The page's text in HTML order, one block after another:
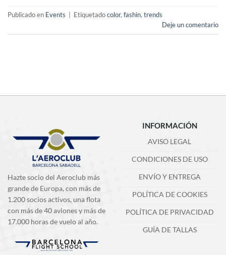
Publicado en Events Etiquetadocolor, fashin, trends
Deje un comentario
Hazte socio del Aeroclub más
grande de Europa, con más de
1.200 socios activos, una flota
con más de 40 aviones y más de
17.000 horas de vuelo al año.
INFORMACIÓN
AVISO LEGAL
CONDICIONES DE USO
ENVÍO Y ENTREGA
POLÍTICA DE COOKIES
POLÍTICA DE PRIVACIDAD
GUÍA DE TALLAS